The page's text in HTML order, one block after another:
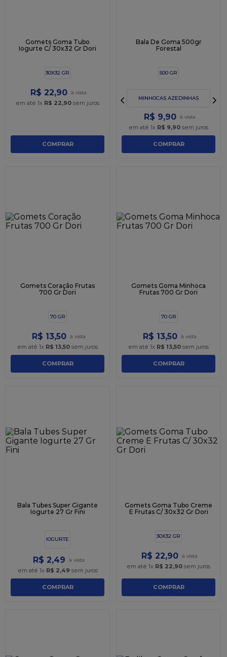
Gomets Goma Tubo
Iogurte C/ 30x32 Gr Dori
30X32 GR
R$ 22,90
em até 1x R$ 22,90 sem juros
COMPRAR
Bala De Goma 500gr
Forestal
500 GR
MINHOCAS AZEDINHAS
R$ 9,90
em até 1x R$ 9,90 sem juros
COMPRAR
Gomets Coração Frutas
700 Gr Dori
70 GR
R$ 13,50
em até 1x R$ 13,50 sem juros
COMPRAR
Gomets Goma Minhoca
Frutas 700 Gr Dori
70 GR
R$ 13,50
em até 1x R$ 13,50 sem juros
COMPRAR
Bala Tubes Super Gigante
Iogurte 27 Gr Fini
IOGURTE
R$ 2,49
em até 1x R$ 2,49 sem juros
COMPRAR
Gomets Goma Tubo Creme
E Frutas C/ 30x32 Gr Dori
30X32 GR
R$ 22,90
em até 1x R$ 22,90 sem juros
COMPRAR